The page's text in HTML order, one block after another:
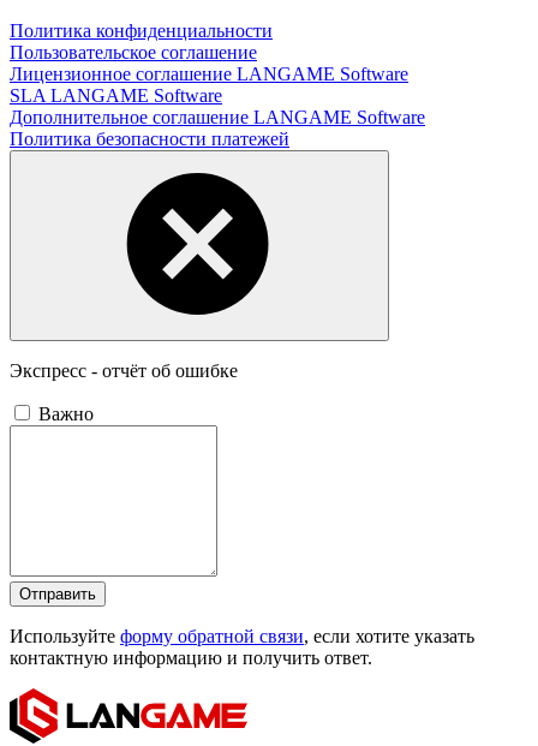
Политика конфиденциальности
Пользовательское соглашение
Лицензионное соглашение LANGAME Software
SLA LANGAME Software
Дополнительное соглашение LANGAME Software
Политика безопасности платежей
Экспресс - отчёт об ошибке
Важно
Отправить
Используйте форму обратной связи, если хотите указать
контактную информацию и получить ответ.